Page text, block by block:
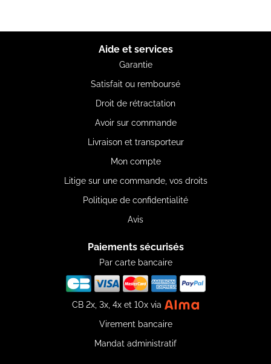
Aide et services
Garantie
Satisfait ou remboursé
Droit de rétractation
Avoir sur commande
Livraison et transporteur
Mon compte
Litige sur une commande, vos droits
Politique de confidentialité
Avis
Paiements sécurisés
Par carte bancaire
CB 2x, 3x, 4x et 10x via
Virement bancaire
Mandat administratif